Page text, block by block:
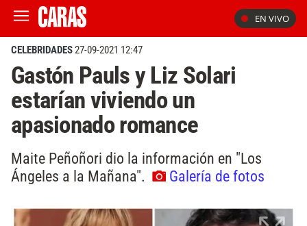
EN VIVO
CELEBRIDADES27-09-2021 12:47
Gastón Pauls y Liz Solari
estarían viviendo un
apasionado romance
Maite Peñoñori dio la información en "Los
Ángeles a la Mañana".
Galería de fotos